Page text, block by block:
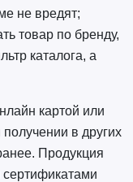
не вредят;
товар по бренду,
каталога, а
картой или
в других
Продукция
сертификатами